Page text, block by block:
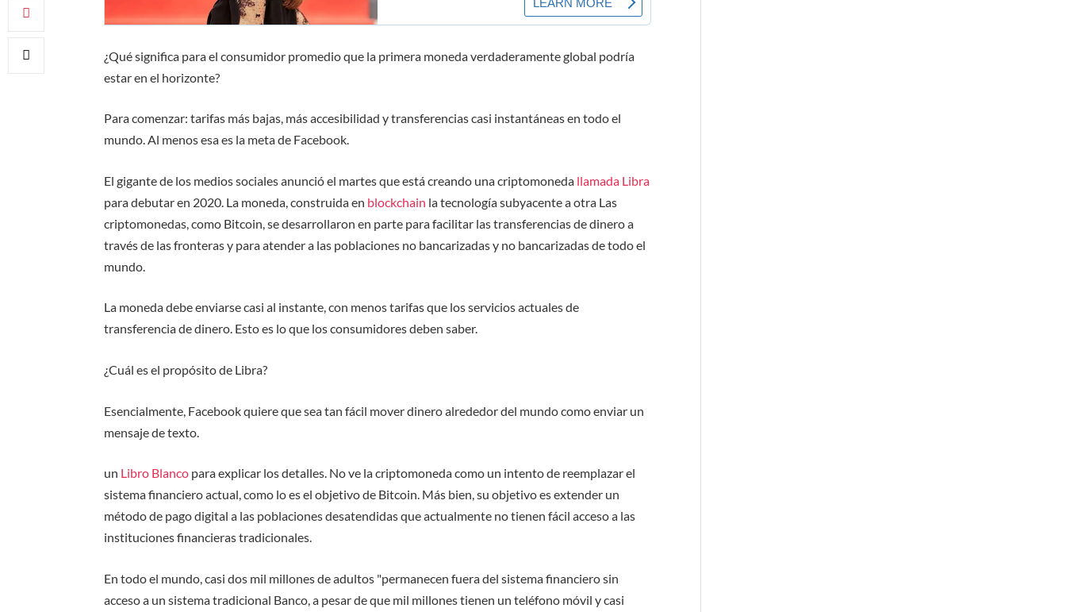
¿Qué significa para el consumidor promedio que la primera moneda verdaderamente global podría
estar en el horizonte?
Para comenzar: tarifas más bajas, más accesibilidad y transferencias casi instantáneas en todo el
mundo. Al menos esa es la meta de Facebook.
El gigante de los medios sociales anunció el martes que está creando una criptomoneda llamada Libra
para debutar en 2020. La moneda, construida en blockchain la tecnología subyacente a otra Las
criptomonedas, como Bitcoin, se desarrollaron en parte para facilitar las transferencias de dinero a
través de las fronteras y para atender a las poblaciones no bancarizadas y no bancarizadas de todo el
mundo.
La moneda debe enviarse casi al instante, con menos tarifas que los servicios actuales de
transferencia de dinero. Esto es lo que los consumidores deben saber.
¿Cuál es el propósito de Libra?
Esencialmente, Facebook quiere que sea tan fácil mover dinero alrededor del mundo como enviar un
mensaje de texto.
un Libro Blanco para explicar los detalles. No ve la criptomoneda como un intento de reemplazar el
sistema financiero actual, como lo es el objetivo de Bitcoin. Más bien, su objetivo es extender un
método de pago digital a las poblaciones desatendidas que actualmente no tienen fácil acceso a las
instituciones financieras tradicionales.
En todo el mundo, casi dos mil millones de adultos "permanecen fuera del sistema financiero sin
acceso a un sistema tradicional Banco, a pesar de que mil millones tienen un teléfono móvil y casi